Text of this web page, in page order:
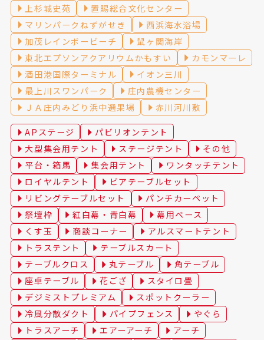
上杉城史苑
置賜総合文化センター
マリンパークねずがせき
西浜海水浴場
加茂レインボービーチ
鼠ヶ関海岸
東北エプソンアクアリウムかもすい
カモンマーレ
酒田港国際ターミナル
イオン三川
最上川スワンパーク
庄内農機センター
ＪＡ庄内みどり浜中選果場
赤川河川敷
APステージ
パビリオンテント
大型集会用テント
ステージテント
その他
平台・箱馬
集会用テント
ワンタッチテント
ロイヤルテント
ビアテーブルセット
リビングテーブルセット
パンチカーペット
祭壇枠
紅白幕・青白幕
幕用ベース
くす玉
商談コーナー
アルスマートテント
トラステント
テーブルスカート
テーブルクロス
丸テーブル
角テーブル
座卓テーブル
花ござ
スタイロ畳
デジミストプレミアム
スポットクーラー
冷風分散ダクト
パイプフェンス
やぐら
トラスアーチ
エアーアーチ
アーチ